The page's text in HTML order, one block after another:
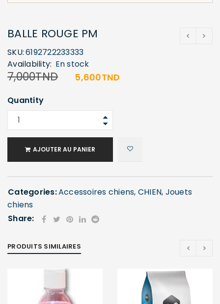
BALLE ROUGE PM
SKU:6192722233333
Availability: En stock
7,000TND 5,600TND
Quantity
AJOUTER AU PANIER
Categories:Accessoires chiens, CHIEN, Jouets
chiens
Share:
PRODUITS SIMILAIRES